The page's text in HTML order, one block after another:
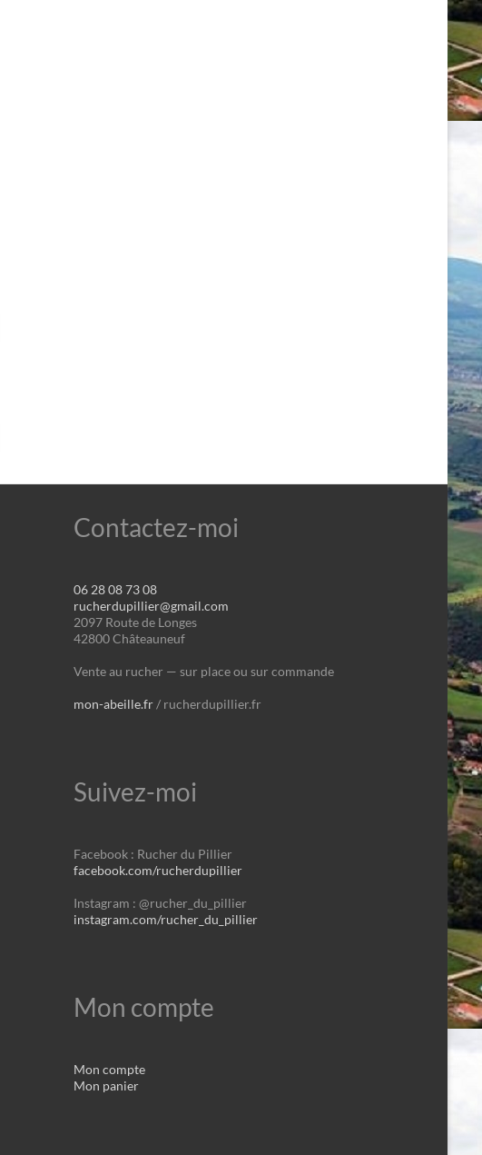
Contactez-moi
06 28 08 73 08
rucherdupillier@gmail.com
2097 Route de Longes
42800 Châteauneuf
Vente au rucher — sur place ou sur commande
mon-abeille.fr/ rucherdupillier.fr
Suivez-moi
Facebook : Rucher du Pillier
facebook.com/rucherdupillier
Instagram : @rucher_du_pillier
instagram.com/rucher_du_pillier
Mon compte
Mon compte
Mon panier